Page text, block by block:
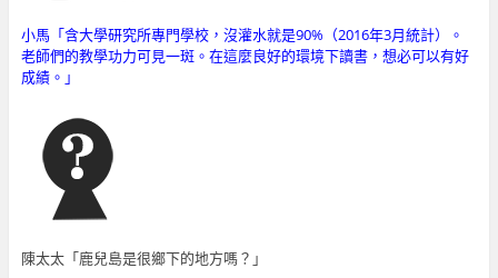
小馬「含大學研究所專門學校，沒灌水就是90%（2016年3月統計）。
老師們的教學功力可見一斑。在這麼良好的環境下讀書，想必可以有好
成績。 」
陳太太「鹿兒島是很鄉下的地方嗎？」